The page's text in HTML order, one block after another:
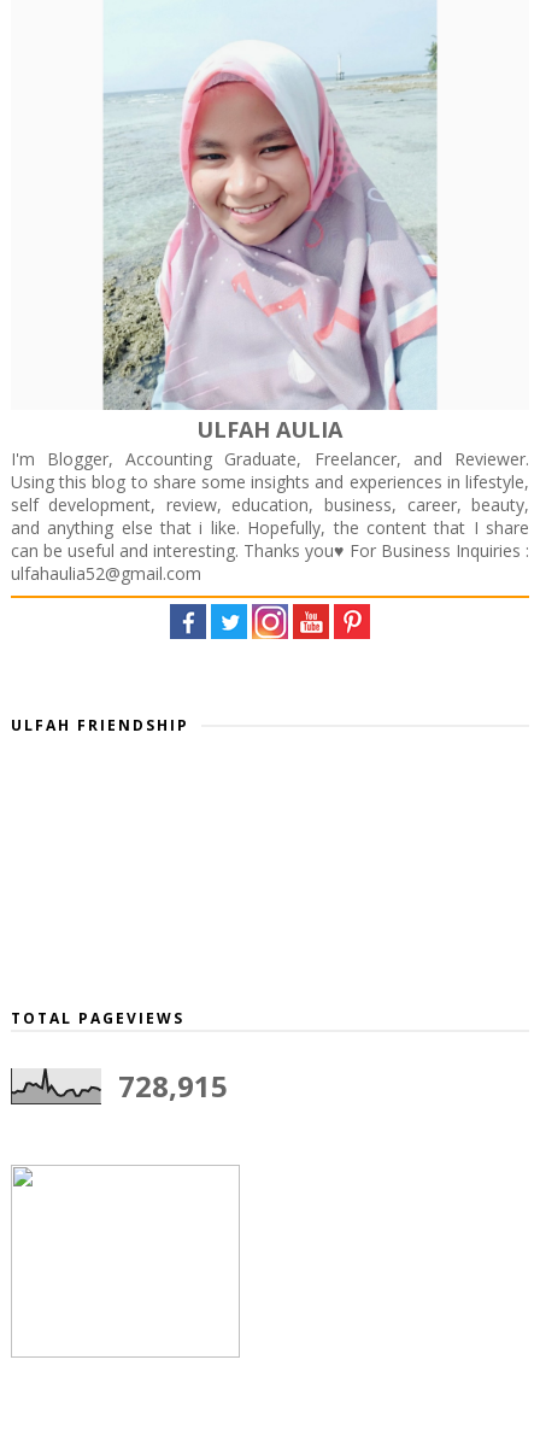
ULFAH AULIA
I'm Blogger, Accounting Graduate, Freelancer, and Reviewer.
Using this blog to share some insights and experiences in lifestyle,
self development, review, education, business, career, beauty,
and anything else that i like. Hopefully, the content that I share
can be useful and interesting. Thanks you♥️ For Business Inquiries :
ulfahaulia52@gmail.com
ULFAH FRIENDSHIP
TOTAL PAGEVIEWS
728,915